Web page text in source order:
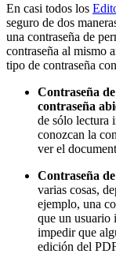
En casi todos los
seguro de dos
una contraseña de
contraseña al mismo
tipo de contraseña
Contraseña
contraseña
de sólo lectura
conozcan la
ver el
Contraseña
varias cosas,
ejemplo, una
que un usuario
impedir que
edición del